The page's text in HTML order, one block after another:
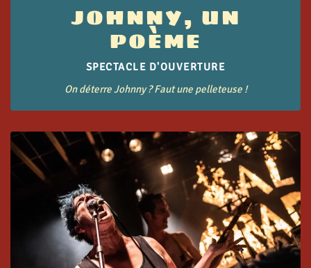
JOHNNY, UN
POÈME
SPECTACLE D'OUVERTURE
On déterre Johnny ? Faut une pelleteuse !